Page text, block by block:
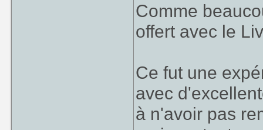
Comme
offert avec le
Ce fut une
avec
à n'avoir pas